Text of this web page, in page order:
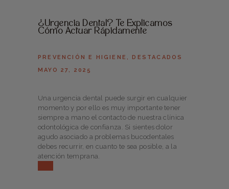
¿Urgencia Dental? Te Explicamos
Cómo Actuar Rápidamente
PREVENCIÓN E HIGIENE , DESTACADOS
MAYO 27, 2025
Una urgencia dental puede surgir en cualquier
momento y por ello es muy importante tener
siempre a mano el contacto de nuestra clínica
odontológica de confianza. Si sientes dolor
agudo asociado a problemas bucodentales
debes recurrir, en cuanto te sea posible, a la
atención temprana.